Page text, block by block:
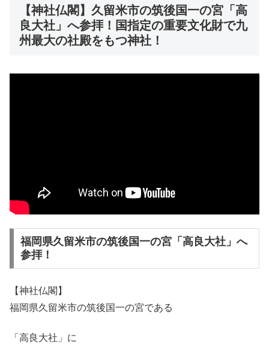
【神社仏閣】久留米市の筑後国一の宮「高
良大社」へ参拝！国指定の重要文化財で九
州最大の社殿をもつ神社！
福岡県久留米市の筑後国一の宮「高良大社」へ
参拝！
【神社仏閣】
福岡県久留米市の筑後国一の宮である
「高良大社」に